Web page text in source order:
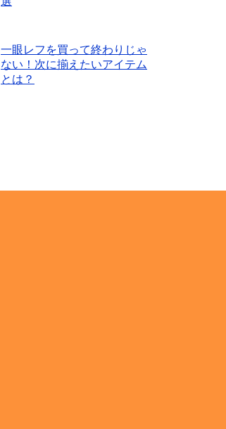
一眼レフを買って終わりじゃ
ない！次に揃えたいアイテム
とは？